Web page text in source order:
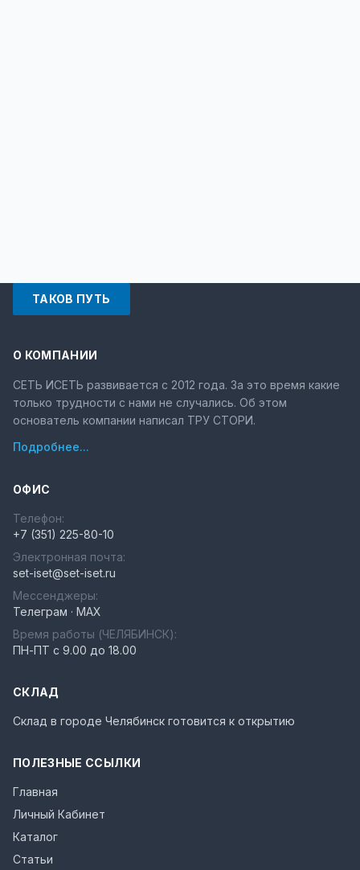
ТАКОВ ПУТЬ
О КОМПАНИИ
СЕТЬ ИСЕТЬ развивается с 2012 года. За это время какие
только трудности с нами не случались. Об этом
основатель компании написал ТРУ СТОРИ.
Подробнее...
ОФИС
Телефон:
+7 (351) 225-80-10
Электронная почта:
set-iset@set-iset.ru
Мессенджеры:
Телеграм · MAX
Время работы (ЧЕЛЯБИНСК):
ПН-ПТ с 9.00 до 18.00
СКЛАД
Склад в городе Челябинск готовится к открытию
ПОЛЕЗНЫЕ ССЫЛКИ
Главная
Личный Кабинет
Каталог
Статьи